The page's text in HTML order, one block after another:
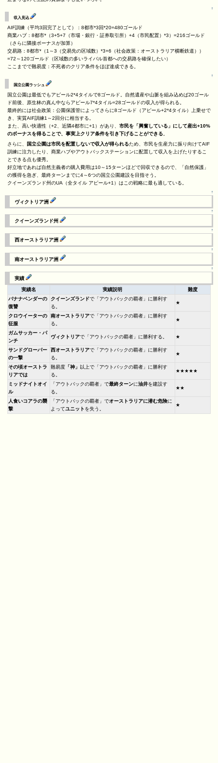
↑
収入見込
AIF訓練（平均3回完了として）：8都市*3回*20=480ゴールド
商業ハブ：8都市*（3+5+7（市場・銀行・証券取引所）+4（市民配置）*3）=216ゴールド
（さらに隣接ボーナスが加算）
交易路：8都市*（1～3（交易先の区域数）*3+6（社会政策：オーストラリア横断鉄道））
=72～120ゴールド（区域数の多いライバル首都への交易路を確保したい）
ここまでで難易度：不死者のクリア条件をほぼ達成できる。
↑
国立公園ラッシュ
国立公園は最低でもアピール2*4タイルで8ゴールド。自然遺産や山脈を組み込めば20ゴール
ド前後、原生林の真ん中ならアピール7*4タイル=28ゴールドの収入が得られる。
最終的には社会政策：公園保護管によってさらに8ゴールド（アピール+2*4タイル）上乗せで
き、実質AIF訓練1～2回分に相当する。
また、高い快適性（+2、近隣4都市に+1）があり、 市民を「興奮している」にして産出+10%
のボーナスを得ることで、事実上クリア条件を引き下げることができる
さらに、
国立公園は市民を配置しないで収入が得られるため、市民を生産力に振り向けてAIF
訓練に注力したり、商業ハブやアウトバックステーションに配置して収入を上げたりするこ
とできる点も優秀。
好立地であれば自然主義者の購入費用は10～15ターンほどで回収できるので、「自然保護」
の獲得を急ぎ、最終ターンまでに4～6つの国立公園建設を目指そう。
クイーンズランド州のUA（全タイル アピール+1）はこの戦略に最も適している。
↑
ヴィクトリア洲
↑
クイーンズランド州
↑
西オーストラリア洲
↑
南オーストラリア洲
↑
実績
実績名 実績説明
難度
バナナベンダーの
復讐
クイーンズランドで「アウトバックの覇者」に勝利す
る。
★
クロウイーターの
征服
南オーストラリアで「アウトバックの覇者」に勝利す
る。
★
ガムサッカー・パ
ンチ
ヴィクトリアで「アウトバックの覇者」に勝利する。 ★
サンドグローパー
の一撃
西オーストラリアで「アウトバックの覇者」に勝利す
る。
★
その頃オーストラ
リアでは
難易度 「神」 以上で「アウトバックの覇者」に勝利す
る。
★★★★★
ミッドナイトオイ
ル
「アウトバックの覇者」で最終ターンに油井を建設す
る。
★★
人食いコアラの襲
撃
「アウトバックの覇者」でオーストラリアに潜む危険に
よってユニット を失う。
★